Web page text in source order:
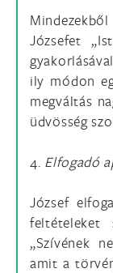
Józsefet
ily módon
megváltás
üdvösség
4. Elfogadó
József
feltételeket
„Szívének
amit a